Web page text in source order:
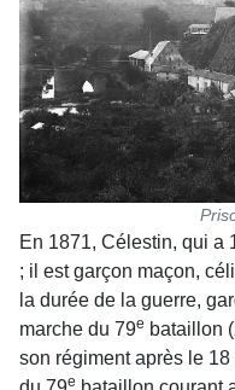
En 1871, Célestin, qui a
; il est garçon maçon,
la durée de la guerre,
marche du 79e bataillon
son régiment après le 18
e